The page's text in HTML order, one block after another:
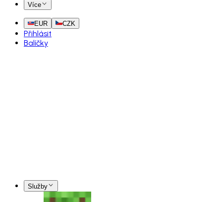
Více
EUR CZK
Přihlásit
Balíčky
Služby